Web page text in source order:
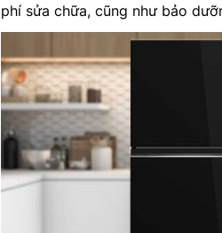
phí sửa chữa, cũng như bảo